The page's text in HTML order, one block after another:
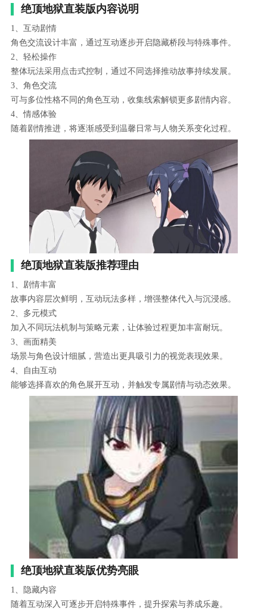
绝顶地狱直装版内容说明
1、互动剧情
角色交流设计丰富，通过互动逐步开启隐藏桥段与特殊事件。
2、轻松操作
整体玩法采用点击式控制，通过不同选择推动故事持续发展。
3、角色交流
可与多位性格不同的角色互动，收集线索解锁更多剧情内容。
4、情感体验
随着剧情推进，将逐渐感受到温馨日常与人物关系变化过程。
绝顶地狱直装版推荐理由
1、剧情丰富
故事内容层次鲜明，互动玩法多样，增强整体代入与沉浸感。
2、多元模式
加入不同玩法机制与策略元素，让体验过程更加丰富耐玩。
3、画面精美
场景与角色设计细腻，营造出更具吸引力的视觉表现效果。
4、自由互动
能够选择喜欢的角色展开互动，并触发专属剧情与动态效果。
绝顶地狱直装版优势亮眼
1、隐藏内容
随着互动深入可逐步开启特殊事件，提升探索与养成乐趣。